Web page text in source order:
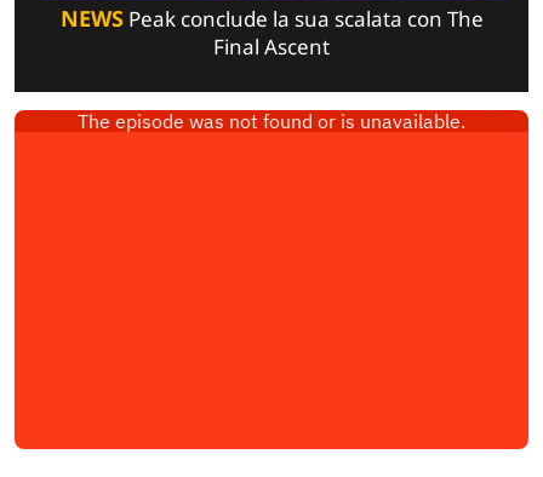
NEWSPeak conclude la sua scalata con The
Final Ascent